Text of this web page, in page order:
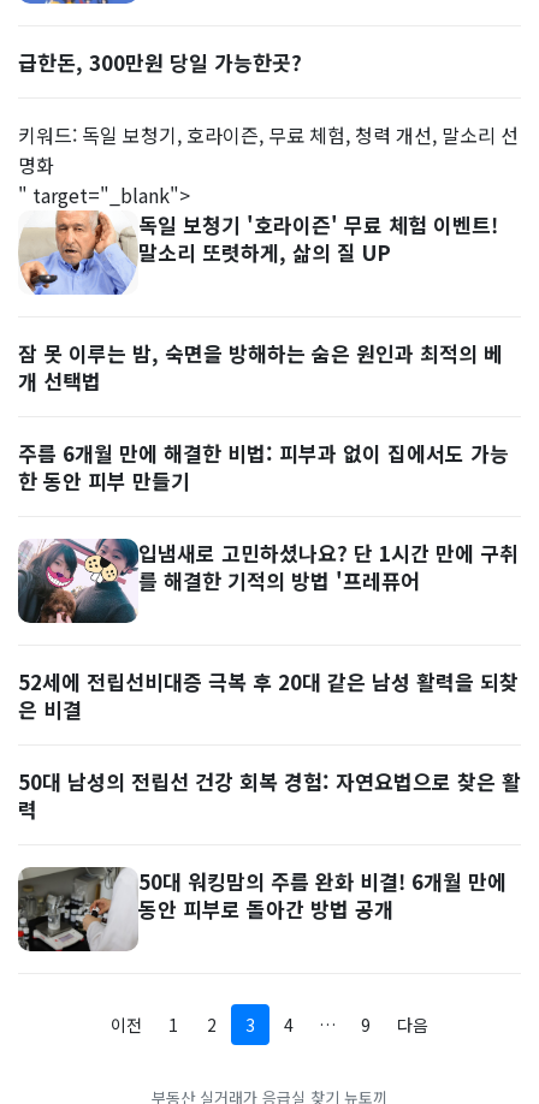
급한돈, 300만원 당일 가능한곳?
키워드: 독일 보청기, 호라이즌, 무료 체험, 청력 개선, 말소리 선
명화
" target="_blank">
독일 보청기 '호라이즌' 무료 체험 이벤트!
말소리 또렷하게, 삶의 질 UP
잠 못 이루는 밤, 숙면을 방해하는 숨은 원인과 최적의 베
개 선택법
주름 6개월 만에 해결한 비법: 피부과 없이 집에서도 가능
한 동안 피부 만들기
입냄새로 고민하셨나요? 단 1시간 만에 구취
를 해결한 기적의 방법 '프레퓨어
52세에 전립선비대증 극복 후 20대 같은 남성 활력을 되찾
은 비결
50대 남성의 전립선 건강 회복 경험: 자연요법으로 찾은 활
력
50대 워킹맘의 주름 완화 비결! 6개월 만에
동안 피부로 돌아간 방법 공개
이전 1 2 3 4 … 9 다음
부동산 실거래가 응급실 찾기 뉴토끼